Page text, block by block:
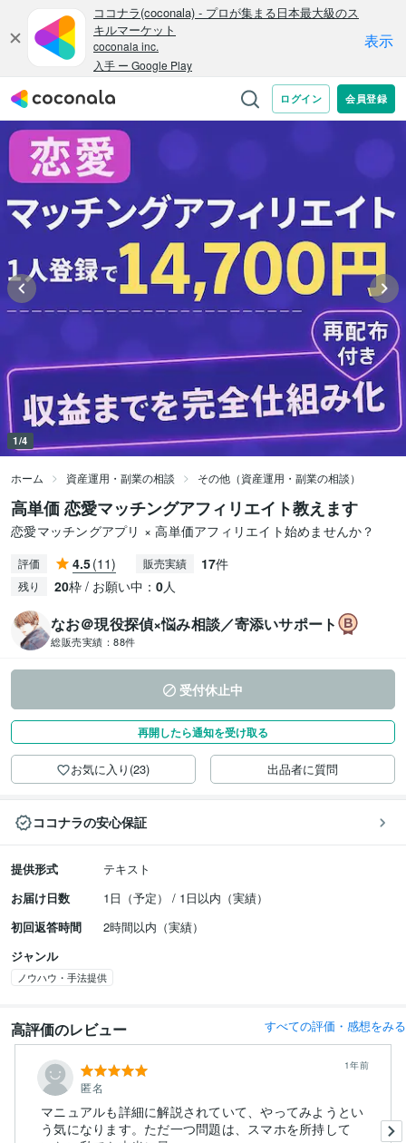
1/4
ホーム 資産運用・副業の相談 その他（資産運用・副業の相談）
高単価 恋愛マッチングアフィリエイト教えます
恋愛マッチングアプリ × 高単価アフィリエイト始めませんか？
評価 4.5(11) 販売実績 17件
残り 20枠 / お願い中： 0人
なお＠現役探偵×悩み相談／寄添いサポート
総販売実績： 88件
受付休止中
再開したら通知を受け取る
お気に入り(23) 出品者に質問
ココナラの安心保証
提供形式
テキスト
お届け日数
1日（予定） / 1日以内（実績）
初回返答時間
2時間以内（実績）
ジャンル
ノウハウ・手法提供
高評価のレビュー すべての評価・感想をみる
匿名
1年前
マニュアルも詳細に解説されていて、やってみようとい
う気になります。ただ一つ問題は、スマホを所持して